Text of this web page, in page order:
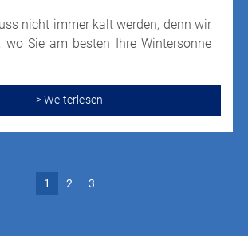
nicht immer kalt werden, denn wir
wo Sie am besten Ihre Wintersonne
> Weiterlesen
1 2 3